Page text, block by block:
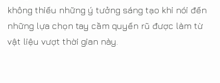
không thiếu những ý tưởng sáng tạo khi nói đến
những lựa chọn tay cầm quyến rũ được làm từ
vật liệu vượt thời gian này.